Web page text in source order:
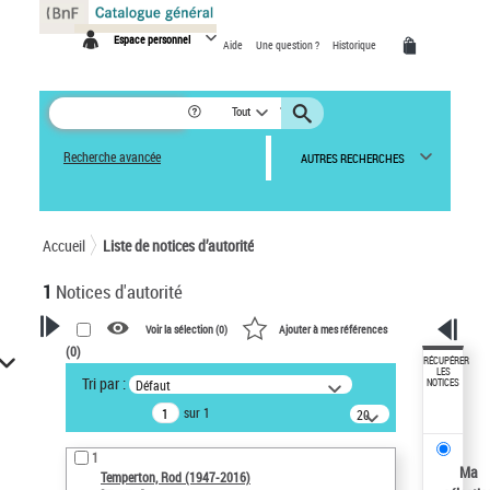
Espace personnel Aide Une question ? Historique
Tout
Recherche avancée AUTRES RECHERCHES
Accueil Liste de notices d’autorité
1 Notices d'autorité
VOTRE RECHERCHE
Recherche avancée dans les
notices d’autorité
Œuvres liées à l'auteur :
Temperton, Rod (1947-2016)
Voir la sélection (0) Ajouter à mes références
(0)
Tri par : Défaut
sur 1
20
résultats/page
1
Temperton, Rod (1947-2016)
RÉCUPÉRER
LES
NOTICES
Ma
Panneau de gestion des cookies